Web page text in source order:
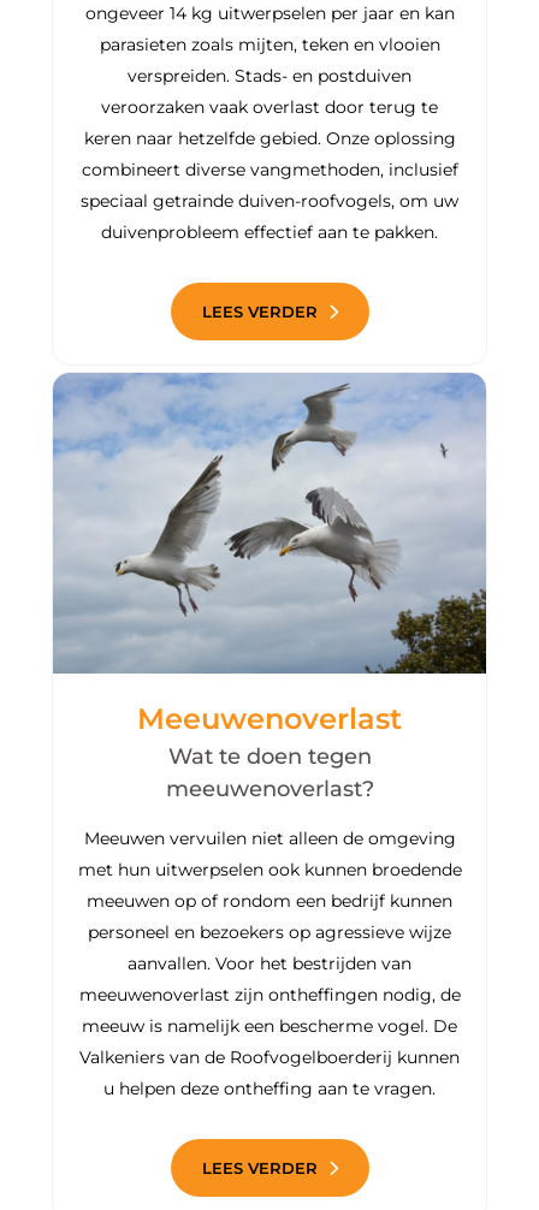
ongeveer 14 kg uitwerpselen per jaar en kan
parasieten zoals mijten, teken en vlooien
verspreiden. Stads- en postduiven
veroorzaken vaak overlast door terug te
keren naar hetzelfde gebied. Onze oplossing
combineert diverse vangmethoden, inclusief
speciaal getrainde duiven-roofvogels, om uw
duivenprobleem effectief aan te pakken.
LEES VERDER
Meeuwenoverlast
Wat te doen tegen
meeuwenoverlast?
Meeuwen vervuilen niet alleen de omgeving
met hun uitwerpselen ook kunnen broedende
meeuwen op of rondom een bedrijf kunnen
personeel en bezoekers op agressieve wijze
aanvallen. Voor het bestrijden van
meeuwenoverlast zijn ontheffingen nodig, de
meeuw is namelijk een bescherme vogel. De
Valkeniers van de Roofvogelboerderij kunnen
u helpen deze ontheffing aan te vragen.
LEES VERDER